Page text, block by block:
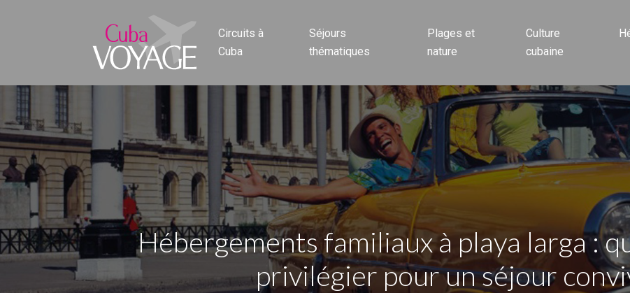
Circuits à
Cuba
Séjours
thématiques
Plages et
nature
Culture
cubaine
Hébergements familiaux à playa larga :
privilégier pour un séjour